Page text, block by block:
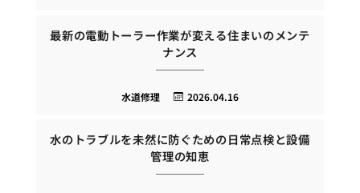
最新の電動トーラー作業が変える住まいのメンテ
ナンス
2026.04.16
水道修理
水のトラブルを未然に防ぐための日常点検と設備
管理の知恵